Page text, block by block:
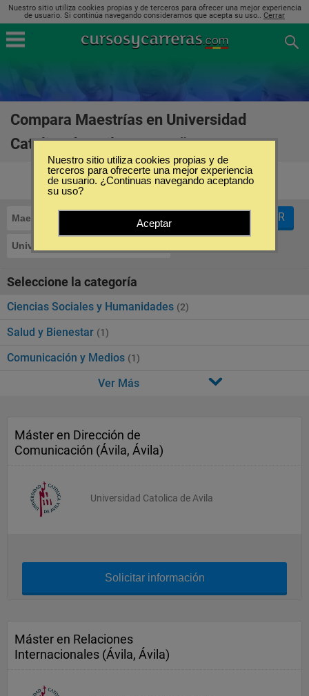
Nuestro sitio utiliza cookies propias y de terceros para ofrecer una mejor experiencia
de usuario. Si continúa navegando consideramos que acepta su uso.. Cerrar
Compara Maestrías en Universidad
Catolica de Avila en España
Maestrías
Universidad Catolica de Avila
FILTRAR
Seleccione la categoría
Ciencias Sociales y Humanidades (2)
Salud y Bienestar (1)
Comunicación y Medios (1)
Ver Más
Máster en Dirección de
Comunicación (Ávila, Ávila)
Universidad Catolica de Avila
Solicitar información
Máster en Relaciones
Internacionales (Ávila, Ávila)
Nuestro sitio utiliza cookies propias y de
terceros para ofrecerte una mejor experiencia
de usuario. ¿Continuas navegando aceptando
su uso?
Aceptar